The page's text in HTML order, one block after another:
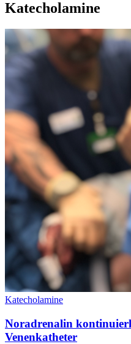
Katecholamine
Katecholamine
Noradrenalin
Venenkatheter